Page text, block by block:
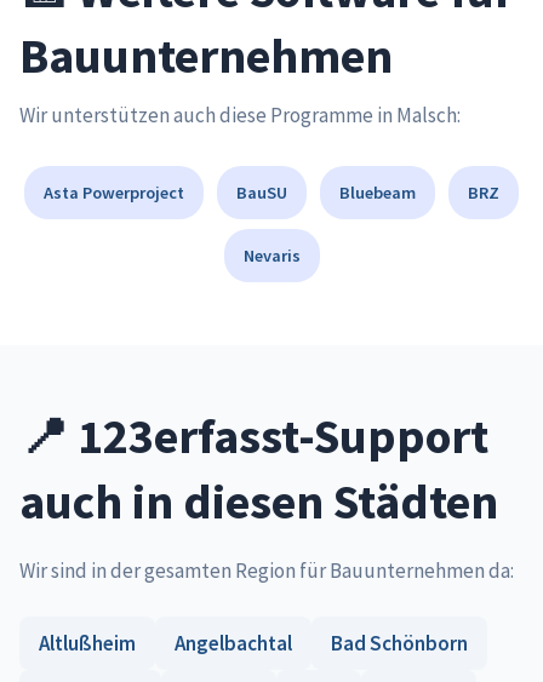
Bauunternehmen
Wir unterstützen auch diese Programme in Malsch:
Asta Powerproject BauSU Bluebeam BRZ
Nevaris
📍 123erfasst-Support
auch in diesen Städten
Wir sind in der gesamten Region für Bauunternehmen da:
Altlußheim Angelbachtal
Bad Schönborn